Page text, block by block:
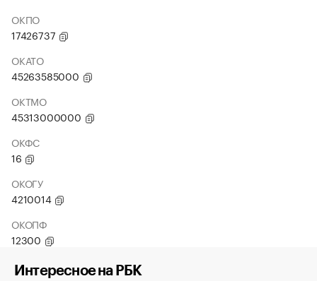
ОКПО
17426737
ОКАТО
45263585000
ОКТМО
45313000000
ОКФС
16
ОКОГУ
4210014
ОКОПФ
12300
Интересное на РБК